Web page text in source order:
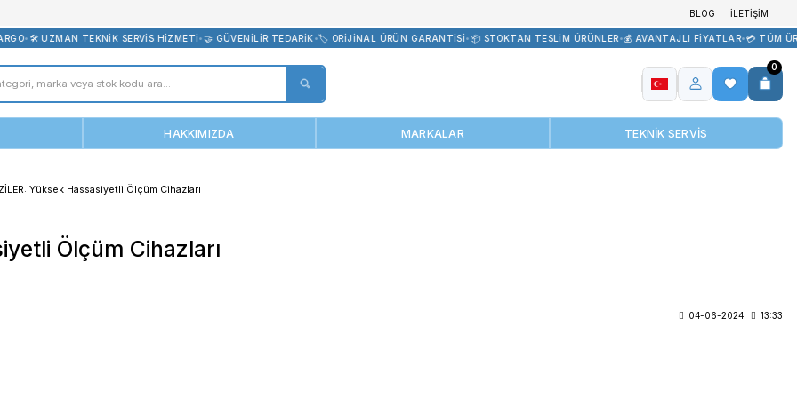
KARGO•🛠️ UZMAN TEKNİK SERVİS HİZMETİ•🤝 GÜVENİLİR TEDARİK•🏷️ ORİJİNAL ÜRÜN GARANTİSİ•📦 STOKTAN TESLİM
Ölçüm Cihazları